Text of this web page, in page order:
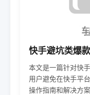
快手避坑类爆
本文是一篇针对快
用户避免在快手平
操作指南和解决方